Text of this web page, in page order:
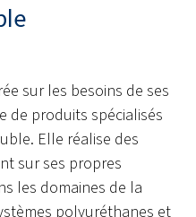
sur les besoins de ses
de produits spécialisés
Elle réalise des
sur ses propres
les domaines de la
polyuréthanes et